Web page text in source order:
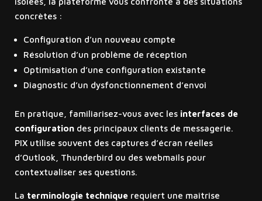
concrètes :
Configuration d’un nouveau compte
Résolution d’un problème de réception
Optimisation d’une configuration existante
Diagnostic d’un dysfonctionnement d’envoi
En pratique, familiarisez-vous avec les interfaces de
configurationdes principaux clients de messagerie.
PIX utilise souvent des captures d’écran réelles
d’Outlook, Thunderbird ou des webmails pour
contextualiser ses questions.
La terminologie techniquerequiert une maîtrise